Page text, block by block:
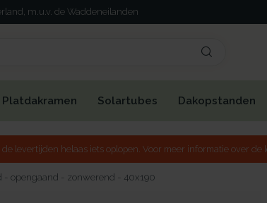
m.u.v. de Waddeneilanden
Platdakramen Solartubes Dakopstanden
levertijden helaas iets oplopen. Voor meer informatie over
opengaand - zonwerend - 40x190